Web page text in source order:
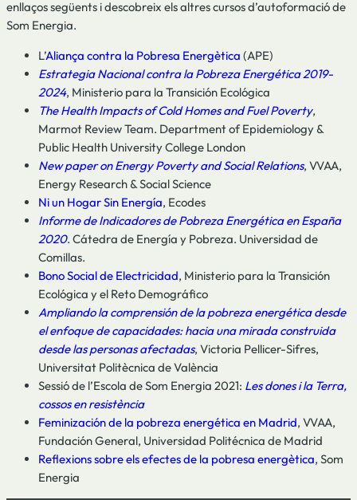
enllaços següents i descobreix els altres cursos d’autoformació de
Som Energia.
L’Aliança contra la Pobresa Energètica (APE)
Estrategia Nacional contra la Pobreza Energética 2019-
2024, Ministerio para la Transición Ecológica
The Health Impacts of Cold Homes and Fuel Poverty,
Marmot Review Team. Department of Epidemiology &
Public Health University College London
New paper on Energy Poverty and Social Relations, VVAA,
Energy Research & Social Science
Ni un Hogar Sin Energía, Ecodes
Informe de Indicadores de Pobreza Energética en España
2020. Cátedra de Energía y Pobreza. Universidad de
Comillas.
Bono Social de Electricidad, Ministerio para la Transición
Ecológica y el Reto Demográfico
Ampliando la comprensión de la pobreza energética desde
el enfoque de capacidades: hacia una mirada construida
desde las personas afectadas, Victoria Pellicer-Sifres,
Universitat Politècnica de València
Sessió de l’Escola de Som Energia 2021: Les dones i la Terra,
cossos en resistència
Feminización de la pobreza energética en Madrid, VVAA,
Fundación General, Universidad Politécnica de Madrid
Reflexions sobre els efectes de la pobresa energètica, Som
Energia